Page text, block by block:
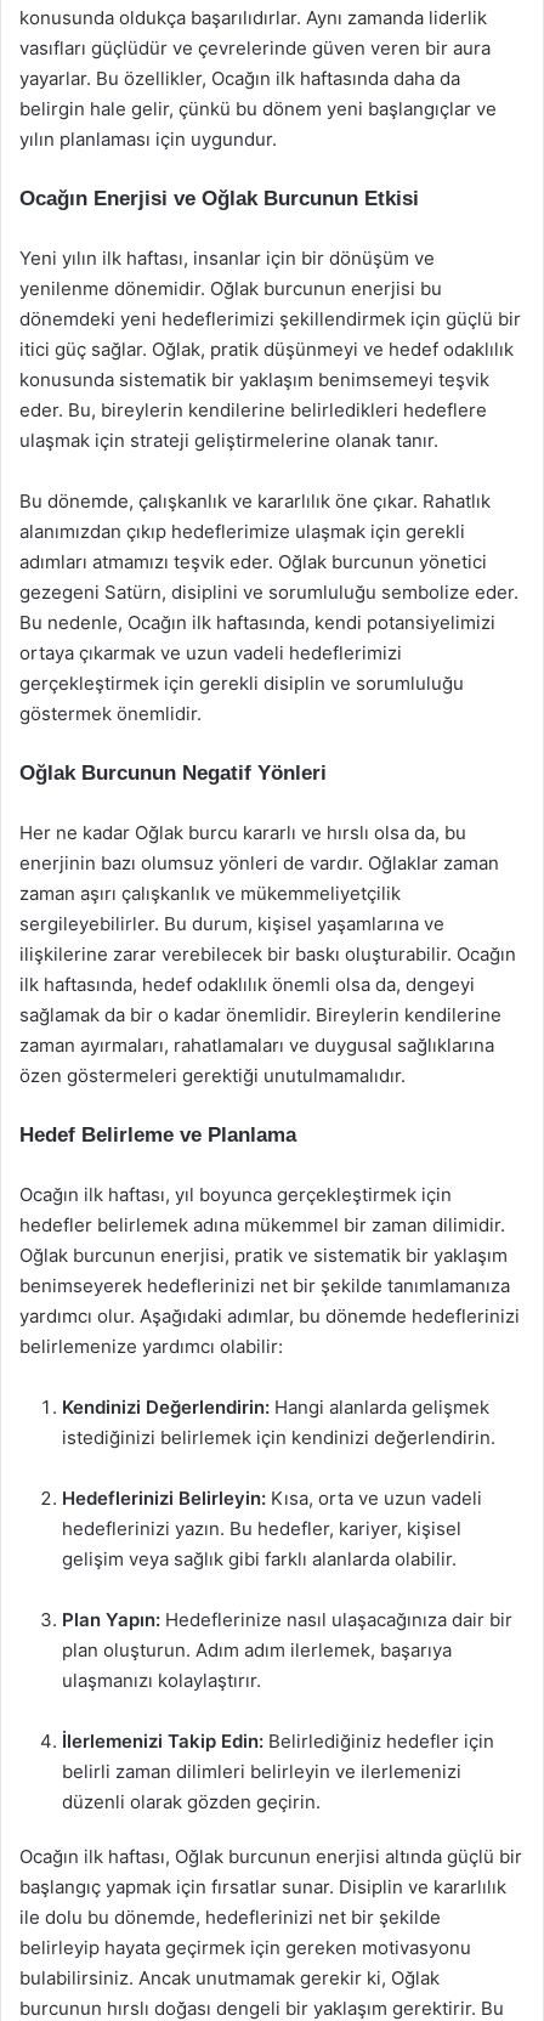
konusunda oldukça başarılıdırlar. Aynı zamanda liderlik
vasıfları güçlüdür ve çevrelerinde güven veren bir aura
yayarlar. Bu özellikler, Ocağın ilk haftasında daha da
belirgin hale gelir, çünkü bu dönem yeni başlangıçlar ve
yılın planlaması için uygundur.
Ocağın Enerjisi ve Oğlak Burcunun Etkisi
Yeni yılın ilk haftası, insanlar için bir dönüşüm ve
yenilenme dönemidir. Oğlak burcunun enerjisi bu
dönemdeki yeni hedeflerimizi şekillendirmek için güçlü bir
itici güç sağlar. Oğlak, pratik düşünmeyi ve hedef odaklılık
konusunda sistematik bir yaklaşım benimsemeyi teşvik
eder. Bu, bireylerin kendilerine belirledikleri hedeflere
ulaşmak için strateji geliştirmelerine olanak tanır.
Bu dönemde, çalışkanlık ve kararlılık öne çıkar. Rahatlık
alanımızdan çıkıp hedeflerimize ulaşmak için gerekli
adımları atmamızı teşvik eder. Oğlak burcunun yönetici
gezegeni Satürn, disiplini ve sorumluluğu sembolize eder.
Bu nedenle, Ocağın ilk haftasında, kendi potansiyelimizi
ortaya çıkarmak ve uzun vadeli hedeflerimizi
gerçekleştirmek için gerekli disiplin ve sorumluluğu
göstermek önemlidir.
Oğlak Burcunun Negatif Yönleri
Her ne kadar Oğlak burcu kararlı ve hırslı olsa da, bu
enerjinin bazı olumsuz yönleri de vardır. Oğlaklar zaman
zaman aşırı çalışkanlık ve mükemmeliyetçilik
sergileyebilirler. Bu durum, kişisel yaşamlarına ve
ilişkilerine zarar verebilecek bir baskı oluşturabilir. Ocağın
ilk haftasında, hedef odaklılık önemli olsa da, dengeyi
sağlamak da bir o kadar önemlidir. Bireylerin kendilerine
zaman ayırmaları, rahatlamaları ve duygusal sağlıklarına
özen göstermeleri gerektiği unutulmamalıdır.
Hedef Belirleme ve Planlama
Ocağın ilk haftası, yıl boyunca gerçekleştirmek için
hedefler belirlemek adına mükemmel bir zaman dilimidir.
Oğlak burcunun enerjisi, pratik ve sistematik bir yaklaşım
benimseyerek hedeflerinizi net bir şekilde tanımlamanıza
yardımcı olur. Aşağıdaki adımlar, bu dönemde hedeflerinizi
belirlemenize yardımcı olabilir:
Kendinizi Değerlendirin: Hangi alanlarda gelişmek
istediğinizi belirlemek için kendinizi değerlendirin.
Hedeflerinizi Belirleyin: Kısa, orta ve uzun vadeli
hedeflerinizi yazın. Bu hedefler, kariyer, kişisel
gelişim veya sağlık gibi farklı alanlarda olabilir.
Plan Yapın: Hedeflerinize nasıl ulaşacağınıza dair bir
plan oluşturun. Adım adım ilerlemek, başarıya
ulaşmanızı kolaylaştırır.
İlerlemenizi Takip Edin: Belirlediğiniz hedefler için
belirli zaman dilimleri belirleyin ve ilerlemenizi
düzenli olarak gözden geçirin.
Ocağın ilk haftası, Oğlak burcunun enerjisi altında güçlü bir
başlangıç yapmak için fırsatlar sunar. Disiplin ve kararlılık
ile dolu bu dönemde, hedeflerinizi net bir şekilde
belirleyip hayata geçirmek için gereken motivasyonu
bulabilirsiniz. Ancak unutmamak gerekir ki, Oğlak
burcunun hırslı doğası dengeli bir yaklaşım gerektirir. Bu